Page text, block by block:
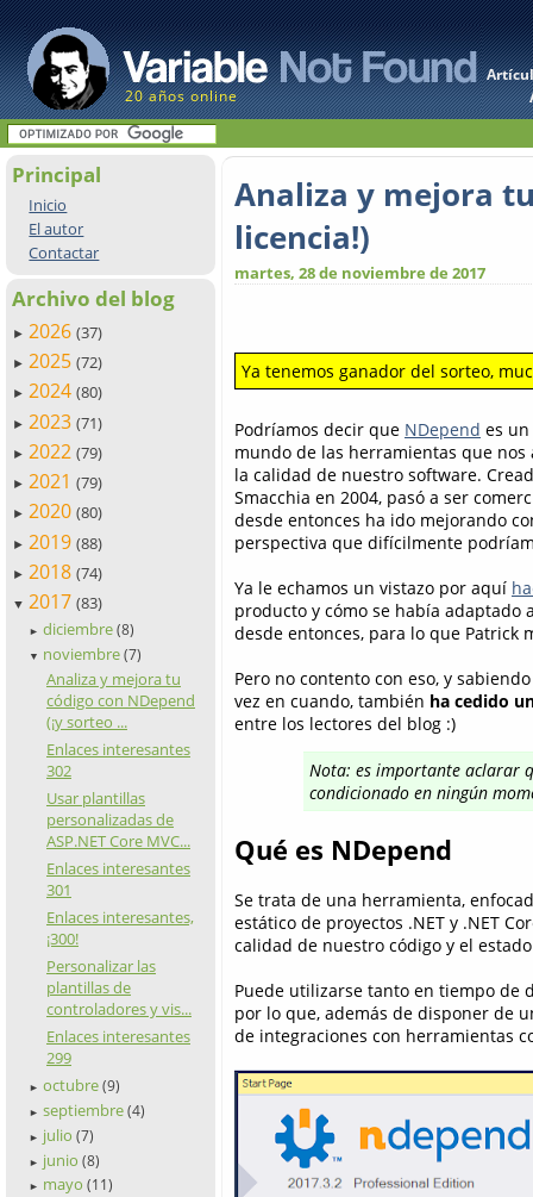
20 años online
Principal
Inicio
El autor
Contactar
Archivo del blog
► 2026 (37)
► 2025 (72)
► 2024 (80)
► 2023 (71)
► 2022 (79)
► 2021 (79)
► 2020 (80)
► 2019 (88)
► 2018 (74)
▼ 2017 (83)
► diciembre (8)
▼ noviembre (7)
Analiza y mejora tu
código con NDepend
(¡y sorteo ...
Enlaces interesantes
302
Usar plantillas
personalizadas de
ASP.NET Core MVC...
Enlaces interesantes
301
Enlaces interesantes,
¡300!
Personalizar las
plantillas de
controladores y vis...
Enlaces interesantes
299
► octubre (9)
► septiembre (4)
► julio (7)
► junio (8)
► mayo (11)
Analiza y mejora
licencia!)
martes, 28 de noviembre de 2017
Ya tenemos ganador del sorteo,
Podríamos decir que NDepend es
mundo de las herramientas que nos
la calidad de nuestro software.
Smacchia en 2004, pasó a ser
desde entonces ha ido mejorando
perspectiva que difícilmente
Ya le echamos un vistazo por aquí
producto y cómo se había adaptado
desde entonces, para lo que
Pero no contento con eso, y
vez en cuando, también ha cedido
entre los lectores del blog :)
Nota: es importante aclarar
condicionado en ningún
Qué es NDepend
Se trata de una herramienta,
estático de proyectos .NET y .NET
calidad de nuestro código y el
Puede utilizarse tanto en tiempo de
por lo que, además de disponer de
de integraciones con herramientas